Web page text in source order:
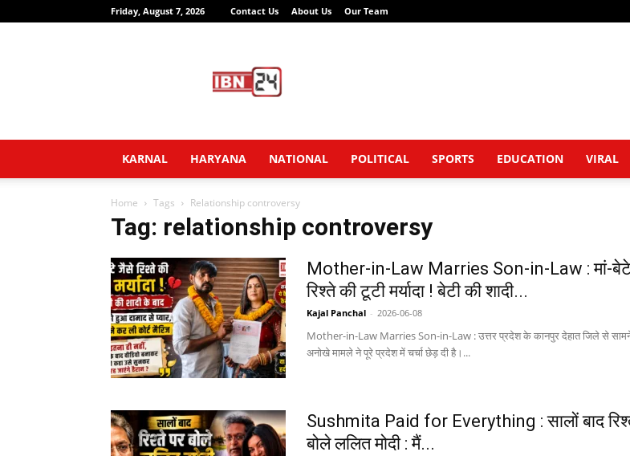
Friday, August 7, 2026 Contact Us About Us Our Team
News
Network
KARNAL HARYANA NATIONAL POLITICAL SPORTS EDUCATION VIRAL
Home Tags Relationship controversy
Tag: relationship controversy
Mother-in-Law Marries Son-in-Law : मां-
रिश्ते की टूटी मर्यादा ! बेटी की शादी...
Kajal Panchal - 2026-06-08
Mother-in-Law Marries Son-in-Law : उत्तर प्रदेश के कानपुर देहात जिले से
अनोखे मामले ने पूरे प्रदेश में चर्चा छेड़ दी है।...
Sushmita Paid for Everything : सालों बाद
बोले ललित मोदी : मैं...